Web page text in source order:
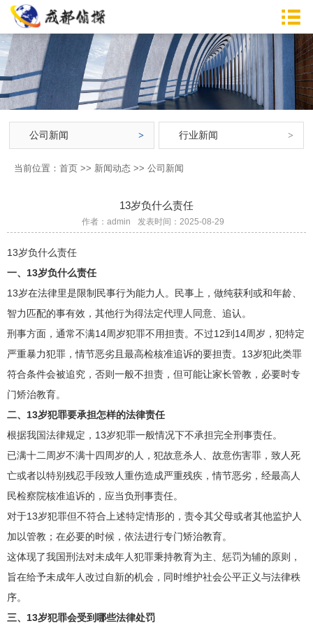
公司新闻 行业新闻
当前位置： 首页 >> 新闻动态 >> 公司新闻
13岁负什么责任
作者：admin 发表时间：2025-08-29
13岁负什么责任
一、13岁负什么责任
13岁在法律里是限制民事行为能力人。民事上，做纯获利或和年龄、
智力匹配的事有效，其他行为得法定代理人同意、追认。
刑事方面，通常不满14周岁犯罪不用担责。不过12到14周岁，犯特定
严重暴力犯罪，情节恶劣且最高检核准追诉的要担责。13岁犯此类罪
符合条件会被追究，否则一般不担责，但可能让家长管教，必要时专
门矫治教育。
二、13岁犯罪要承担怎样的法律责任
根据我国法律规定，13岁犯罪一般情况下不承担完全刑事责任。
已满十二周岁不满十四周岁的人，犯故意杀人、故意伤害罪，致人死
亡或者以特别残忍手段致人重伤造成严重残疾，情节恶劣，经最高人
民检察院核准追诉的，应当负刑事责任。
对于13岁犯罪但不符合上述特定情形的，责令其父母或者其他监护人
加以管教；在必要的时候，依法进行专门矫治教育。
这体现了我国刑法对未成年人犯罪秉持教育为主、惩罚为辅的原则，
旨在给予未成年人改过自新的机会，同时维护社会公平正义与法律秩
序。
三、13岁犯罪会受到哪些法律处罚